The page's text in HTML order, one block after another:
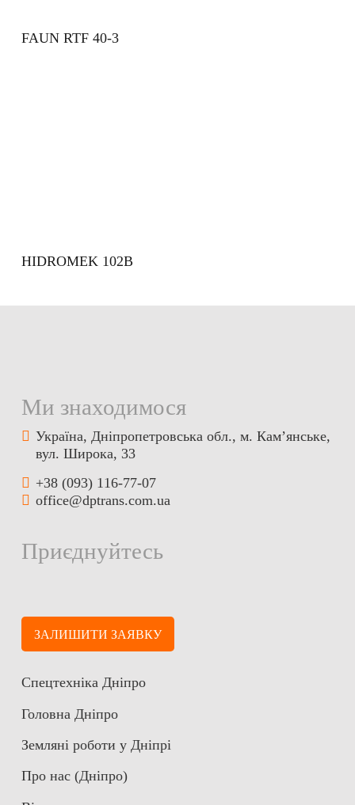
FAUN RTF 40-3
HIDROMEK 102B
Ми знаходимося
Україна, Дніпропетровська обл., м. Кам’янське,
вул. Широка, 33
+38 (093) 116-77-07
office@dptrans.com.ua
Приєднуйтесь
ЗАЛИШИТИ ЗАЯВКУ
Спецтехніка Дніпро
Головна Дніпро
Земляні роботи у Дніпрі
Про нас (Дніпро)